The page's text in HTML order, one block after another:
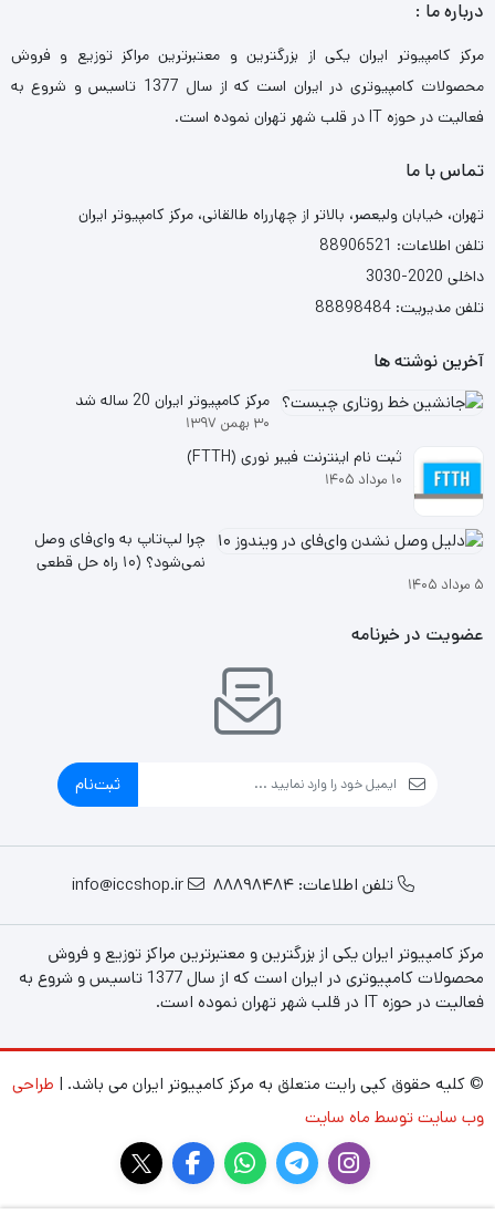
درباره ما :
مرکز کامپیوتر ایران یکی از بزرگترین و معتبرترین مراکز توزیع و فروش
محصولات کامپیوتری در ایران است که از سال 1377 تاسیس و شروع به
فعالیت در حوزه IT در قلب شهر تهران نموده است.
تماس با ما
تهران، خیابان ولیعصر، بالاتر از چهارراه طالقانی، مرکز کامپیوتر ایران
تلفن اطلاعات: 88906521
داخلی 2020-3030
تلفن مدیریت: 88898484
آخرین نوشته ها
مرکز کامپیوتر ایران 20 ساله شد
۳۰ بهمن ۱۳۹۷
ثبت نام اینترنت فیبر نوری (FTTH)
۱۰ مرداد ۱۴۰۵
چرا لپ‌تاپ به وای‌فای وصل
نمی‌شود؟ (۱۰ راه حل قطعی
۵ مرداد ۱۴۰۵
عضویت در خبرنامه
ثبت‌نام
تلفن اطلاعات: 88898484 info@iccshop.ir
مرکز کامپیوتر ایران یکی از بزرگترین و معتبرترین مراکز توزیع و فروش
محصولات کامپیوتری در ایران است که از سال 1377 تاسیس و شروع به
فعالیت در حوزه IT در قلب شهر تهران نموده است.
© کلیه حقوق کپی رایت متعلق به مرکز کامپیوتر ایران می باشد. | طراحی
وب سایت توسط ماه سایت